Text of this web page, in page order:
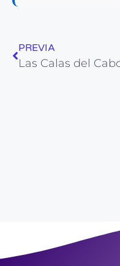
PREVIA